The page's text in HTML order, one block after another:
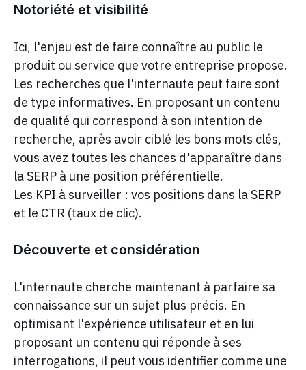
Notoriété et visibilité
Ici, l'enjeu est de faire connaître au public le
produit ou service que votre entreprise propose.
Les recherches que l'internaute peut faire sont
de type informatives. En proposant un contenu
de qualité qui correspond à son intention de
recherche, après avoir ciblé les bons mots clés,
vous avez toutes les chances d'apparaître dans
la SERP à une position préférentielle.
Les KPI à surveiller : vos positions dans la SERP
et le CTR (taux de clic).
Découverte et considération
L'internaute cherche maintenant à parfaire sa
connaissance sur un sujet plus précis. En
optimisant l'expérience utilisateur et en lui
proposant un contenu qui réponde à ses
interrogations, il peut vous identifier comme une